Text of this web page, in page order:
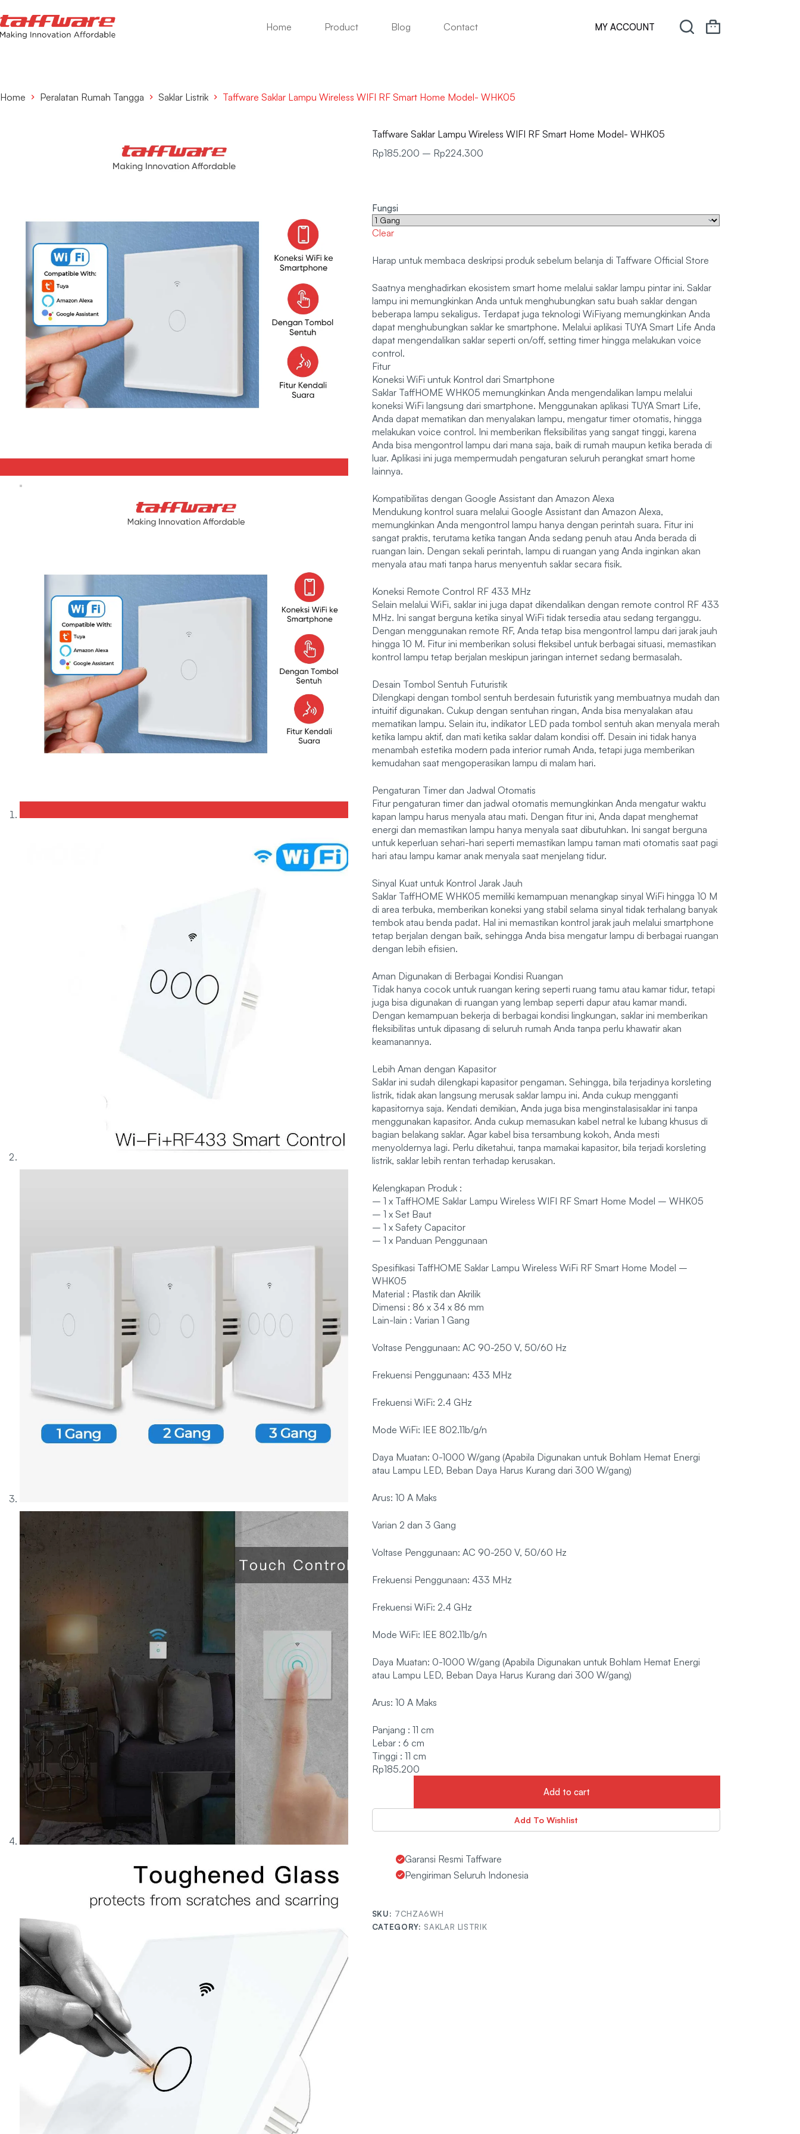
Home Product Blog Contact MY ACCOUNT
Home Peralatan Rumah Tangga Saklar Listrik Taffware Saklar Lampu Wireless WIFI RF Smart Home Model- WHK05
Taffware Saklar Lampu Wireless WIFI RF Smart Home Model- WHK05
Rp185.200 – Rp224.300
Fungsi
Clear
Harap untuk membaca deskripsi produk sebelum belanja di Taffware Official Store
Saatnya menghadirkan ekosistem smart home melalui saklar lampu pintar ini. Saklar
lampu ini memungkinkan Anda untuk menghubungkan satu buah saklar dengan
beberapa lampu sekaligus. Terdapat juga teknologi WiFiyang memungkinkan Anda
dapat menghubungkan saklar ke smartphone. Melalui aplikasi TUYA Smart Life Anda
dapat mengendalikan saklar seperti on/off, setting timer hingga melakukan voice
control.
Fitur
Koneksi WiFi untuk Kontrol dari Smartphone
Saklar TaffHOME WHK05 memungkinkan Anda mengendalikan lampu melalui
koneksi WiFi langsung dari smartphone. Menggunakan aplikasi TUYA Smart Life,
Anda dapat mematikan dan menyalakan lampu, mengatur timer otomatis, hingga
melakukan voice control. Ini memberikan fleksibilitas yang sangat tinggi, karena
Anda bisa mengontrol lampu dari mana saja, baik di rumah maupun ketika berada di
luar. Aplikasi ini juga mempermudah pengaturan seluruh perangkat smart home
lainnya.
Kompatibilitas dengan Google Assistant dan Amazon Alexa
Mendukung kontrol suara melalui Google Assistant dan Amazon Alexa,
memungkinkan Anda mengontrol lampu hanya dengan perintah suara. Fitur ini
sangat praktis, terutama ketika tangan Anda sedang penuh atau Anda berada di
ruangan lain. Dengan sekali perintah, lampu di ruangan yang Anda inginkan akan
menyala atau mati tanpa harus menyentuh saklar secara fisik.
Koneksi Remote Control RF 433 MHz
Selain melalui WiFi, saklar ini juga dapat dikendalikan dengan remote control RF 433
MHz. Ini sangat berguna ketika sinyal WiFi tidak tersedia atau sedang terganggu.
Dengan menggunakan remote RF, Anda tetap bisa mengontrol lampu dari jarak jauh
hingga 10 M. Fitur ini memberikan solusi fleksibel untuk berbagai situasi, memastikan
kontrol lampu tetap berjalan meskipun jaringan internet sedang bermasalah.
Desain Tombol Sentuh Futuristik
Dilengkapi dengan tombol sentuh berdesain futuristik yang membuatnya mudah dan
intuitif digunakan. Cukup dengan sentuhan ringan, Anda bisa menyalakan atau
mematikan lampu. Selain itu, indikator LED pada tombol sentuh akan menyala merah
ketika lampu aktif, dan mati ketika saklar dalam kondisi off. Desain ini tidak hanya
menambah estetika modern pada interior rumah Anda, tetapi juga memberikan
kemudahan saat mengoperasikan lampu di malam hari.
Pengaturan Timer dan Jadwal Otomatis
Fitur pengaturan timer dan jadwal otomatis memungkinkan Anda mengatur waktu
kapan lampu harus menyala atau mati. Dengan fitur ini, Anda dapat menghemat
energi dan memastikan lampu hanya menyala saat dibutuhkan. Ini sangat berguna
untuk keperluan sehari-hari seperti memastikan lampu taman mati otomatis saat pagi
hari atau lampu kamar anak menyala saat menjelang tidur.
Sinyal Kuat untuk Kontrol Jarak Jauh
Saklar TaffHOME WHK05 memiliki kemampuan menangkap sinyal WiFi hingga 10 M
di area terbuka, memberikan koneksi yang stabil selama sinyal tidak terhalang banyak
tembok atau benda padat. Hal ini memastikan kontrol jarak jauh melalui smartphone
tetap berjalan dengan baik, sehingga Anda bisa mengatur lampu di berbagai ruangan
dengan lebih efisien.
Aman Digunakan di Berbagai Kondisi Ruangan
Tidak hanya cocok untuk ruangan kering seperti ruang tamu atau kamar tidur, tetapi
juga bisa digunakan di ruangan yang lembap seperti dapur atau kamar mandi.
Dengan kemampuan bekerja di berbagai kondisi lingkungan, saklar ini memberikan
fleksibilitas untuk dipasang di seluruh rumah Anda tanpa perlu khawatir akan
keamanannya.
Lebih Aman dengan Kapasitor
Saklar ini sudah dilengkapi kapasitor pengaman. Sehingga, bila terjadinya korsleting
listrik, tidak akan langsung merusak saklar lampu ini. Anda cukup mengganti
kapasitornya saja. Kendati demikian, Anda juga bisa menginstalasisaklar ini tanpa
menggunakan kapasitor. Anda cukup memasukan kabel netral ke lubang khusus di
bagian belakang saklar. Agar kabel bisa tersambung kokoh, Anda mesti
menyoldernya lagi. Perlu diketahui, tanpa mamakai kapasitor, bila terjadi korsleting
listrik, saklar lebih rentan terhadap kerusakan.
Kelengkapan Produk :
– 1 x TaffHOME Saklar Lampu Wireless WIFI RF Smart Home Model – WHK05
– 1 x Set Baut
– 1 x Safety Capacitor
– 1 x Panduan Penggunaan
Spesifikasi TaffHOME Saklar Lampu Wireless WiFi RF Smart Home Model –
WHK05
Material : Plastik dan Akrilik
Dimensi : 86 x 34 x 86 mm
Lain-lain : Varian 1 Gang
Voltase Penggunaan: AC 90-250 V, 50/60 Hz
Frekuensi Penggunaan: 433 MHz
Frekuensi WiFi: 2.4 GHz
Mode WiFi: IEE 802.11b/g/n
Daya Muatan: 0-1000 W/gang (Apabila Digunakan untuk Bohlam Hemat Energi
atau Lampu LED, Beban Daya Harus Kurang dari 300 W/gang)
Arus: 10 A Maks
Varian 2 dan 3 Gang
Voltase Penggunaan: AC 90-250 V, 50/60 Hz
Frekuensi Penggunaan: 433 MHz
Frekuensi WiFi: 2.4 GHz
Mode WiFi: IEE 802.11b/g/n
Daya Muatan: 0-1000 W/gang (Apabila Digunakan untuk Bohlam Hemat Energi
atau Lampu LED, Beban Daya Harus Kurang dari 300 W/gang)
Arus: 10 A Maks
Panjang : 11 cm
Lebar : 6 cm
Tinggi : 11 cm
Rp185.200
Add to cart
Add To Wishlist
Garansi Resmi Taffware
Pengiriman Seluruh Indonesia
SKU: 7CHZA6WH
CATEGORY: SAKLAR LISTRIK